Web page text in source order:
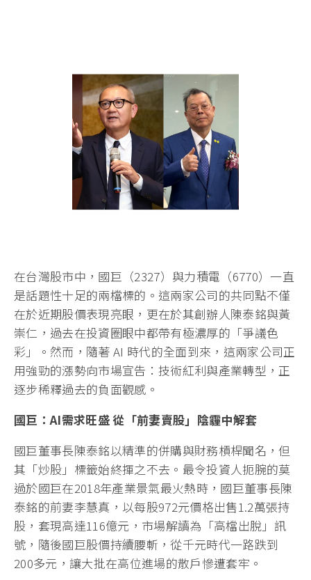
在台灣股市中，國巨（2327）與力積電（6770）一直
是話題性十足的兩檔標的。這兩家公司的共同點不僅
在於近期股價表現亮眼，更在於其創辦人陳泰銘與黃
崇仁，過去在投資圈眼中都帶有極濃厚的「爭議色
彩」。然而，隨著 AI 時代的全面到來，這兩家公司正
用強勁的漲勢向市場宣告：技術紅利與產業轉型，正
逐步稀釋過去的負面觀感。
國巨：AI需求旺盛 從「前妻賣股」陰霾中解套
國巨董事長陳泰銘以精準的併購與財務槓桿聞名，但
其「炒股」標籤始終揮之不去。最令投資人扼腕的莫
過於國巨在2018年產業景氣最火熱時，國巨董事長陳
泰銘的前妻李慧真，以每股972元價格出售1.2萬張持
股，套現高達116億元，市場解讀為「高檔出脫」訊
號，隨後國巨股價持續腰斬，從千元時代一路跌到
200多元，讓大批在高位進場的散戶慘遭套牢。